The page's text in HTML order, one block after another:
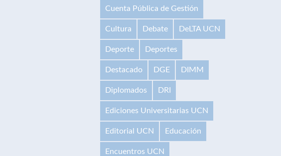
Cuenta Pública de Gestión
Cultura Debate DeLTA UCN
Deporte Deportes
Destacado DGE DIMM
Diplomados DRI
Ediciones Universitarias UCN
Editorial UCN Educación
Encuentros UCN